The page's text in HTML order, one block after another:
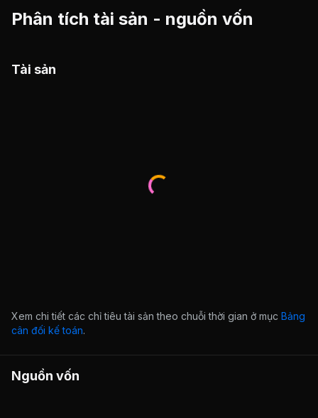
Phân tích tài sản - nguồn vốn
Tài sản
Xem chi tiết các chỉ tiêu tài sản theo chuỗi thời gian ở mục Bảng
cân đối kế toán.
Nguồn vốn